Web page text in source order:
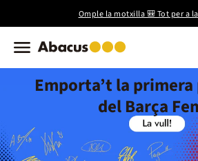
Omple la motxilla 🎒 Tot per a
Emporta’t la
del Barça